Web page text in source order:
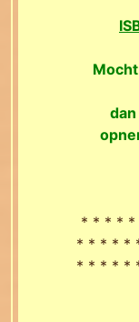
* * * *
* * * * *
* * * * *